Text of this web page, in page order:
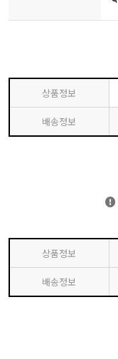
상품정보
배송정보
상품정보
배송정보